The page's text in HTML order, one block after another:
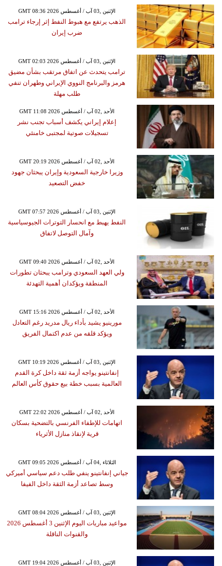
GMT 08:36 2026 الإثنين ,03 آب / أغسطس
الذهب يرتفع مع هبوط النفط إثر إرجاء ترامب
ضرب إيران
GMT 02:03 2026 الإثنين ,03 آب / أغسطس
ترامب يتحدث عن اتفاق مرتقب بشأن مضيق
هرمز والبرنامج النووي الإيراني وطهران تنفي
طلب مهلة
GMT 11:08 2026 الأحد ,02 آب / أغسطس
إعلام إيراني يكشف أسباب تجنب نشر
تسجيلات صوتية لمجتبى خامنئي
GMT 20:19 2026 الأحد ,02 آب / أغسطس
وزيرا خارجية السعودية وإيران يبحثان جهود
خفض التصعيد
GMT 07:57 2026 الإثنين ,03 آب / أغسطس
النفط يهبط مع انحسار التوترات الجيوسياسية
وآمال التوصل لاتفاق
GMT 09:40 2026 الأحد ,02 آب / أغسطس
ولي العهد السعودي وترامب يبحثان تطورات
المنطقة ويؤكدان أهمية التهدئة
GMT 15:16 2026 الأحد ,02 آب / أغسطس
مورينيو يشيد بأداء ريال مدريد رغم التعادل
ويؤكد قلقه من عدم اكتمال الفريق
GMT 10:19 2026 الإثنين ,03 آب / أغسطس
إنفانتينو يواجه أزمة ثقة داخل كرة القدم
العالمية بسبب خطة بيع حقوق كأس العالم
GMT 22:02 2026 الأحد ,02 آب / أغسطس
اتهامات للإطفاء الفرنسي بالتضحية بسكان
قرية لإنقاذ منازل الأثرياء
GMT 09:05 2026 الثلاثاء ,04 آب / أغسطس
جياني إنفانتينو ينفي طلب دعم سياسي أميركي
وسط تصاعد أزمة الثقة داخل الفيفا
GMT 08:04 2026 الإثنين ,03 آب / أغسطس
مواعيد مباريات اليوم الإثنين 3 أغسطس 2026
والقنوات الناقلة
GMT 19:04 2026 الإثنين ,03 آب / أغسطس